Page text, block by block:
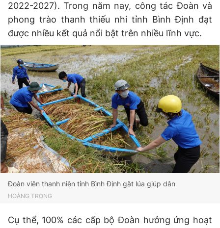
Thông tin tòa soạn Liên hệ quảng cáo
Đọc Thanh Niên trên điện thoại
Theo dõi báo trên
Hotline
0906 645 777
Liên hệ quảng cáo
Đặt báo Quảng cáo RSS Tòa soạn Chính sách bảo
2022-2027). Trong năm nay, công tác Đoàn và
phong trào thanh thiếu nhi tỉnh Bình Định đạt
được nhiều kết quả nổi bật trên nhiều lĩnh vực.
Đoàn viên thanh niên tỉnh Bình Định gặt lúa giúp dân
HOÀNG TRỌNG
Cụ thể, 100% các cấp bộ Đoàn hưởng ứng hoạt